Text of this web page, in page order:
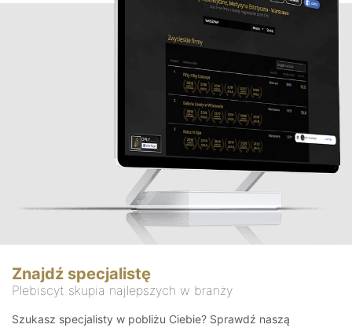
Znajdź specjalistę
Plebiscyt skupia najlepszych w branży
Szukasz specjalisty w pobliżu Ciebie? Sprawdź naszą